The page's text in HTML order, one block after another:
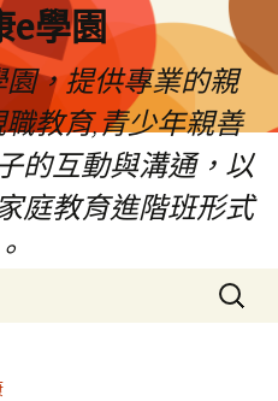
e學園
，提供專業的親
教育,青少年親善
的互動與溝通，以
庭教育進階班形式
搜
尋